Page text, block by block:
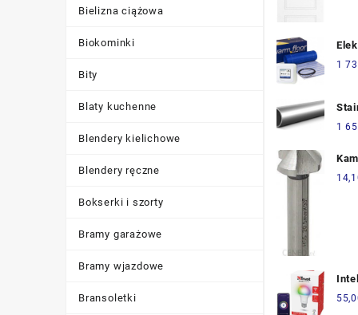
Bielizna ciążowa
Biokominki
Bity
Blaty kuchenne
Blendery kielichowe
Blendery ręczne
Bokserki i szorty
Bramy garażowe
Bramy wjazdowe
Bransoletki
Wi-
1
1